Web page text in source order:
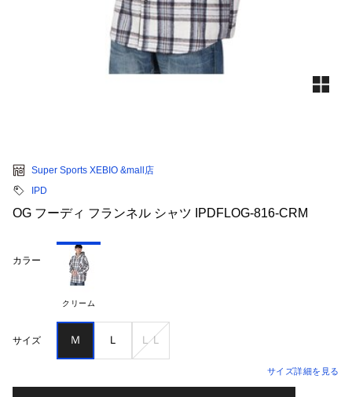
Super Sports XEBIO &mall店
IPD
OG フーディ フランネル シャツ IPDFLOG-816-CRM
カラー
クリーム
サイズ Ｍ Ｌ ＬＬ
サイズ詳細を見る